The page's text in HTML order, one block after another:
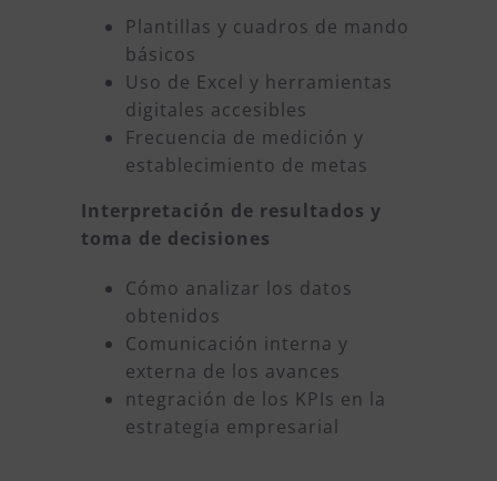
Plantillas y cuadros de mando
básicos
Uso de Excel y herramientas
digitales accesibles
Frecuencia de medición y
establecimiento de metas
Interpretación de resultados y
toma de decisiones
Cómo analizar los datos
obtenidos
Comunicación interna y
externa de los avances
ntegración de los KPIs en la
estrategia empresarial